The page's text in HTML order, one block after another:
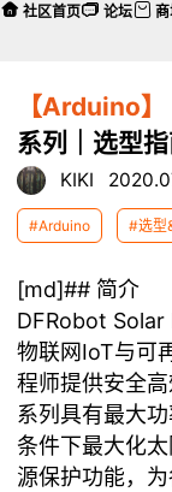
【Arduino】
系列｜选型
KIKI
#Arduino #选型
[md]## 简介
DFRobot Solar
物联网IoT与可
程师提供安全
系列具有最大
条件下最大化
源保护功能，
社区首页 论坛